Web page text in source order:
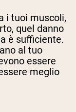
i tuoi muscoli,
quel danno
è sufficiente.
al tuo
essere
meglio